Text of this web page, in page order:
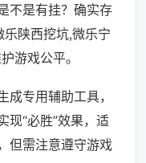
不是有挂？确实存
陕西挖坑,微乐宁
游戏公平。
成专用辅助工具，
现“必胜”效果，适
但需注意遵守游戏